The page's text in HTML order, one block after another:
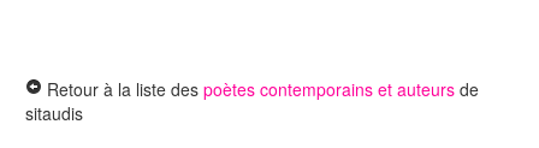
Retour à la liste des poètes contemporains et auteurs de
sitaudis